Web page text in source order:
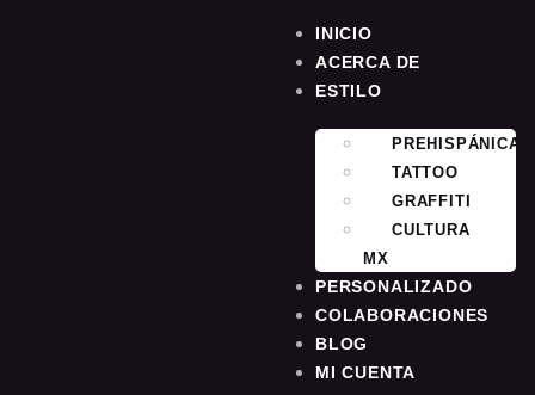
INICIO
ACERCA DE
ESTILO
PREHISPÁNICA
TATTOO
GRAFFITI
CULTURA
MX
PERSONALIZADO
COLABORACIONES
BLOG
MI CUENTA